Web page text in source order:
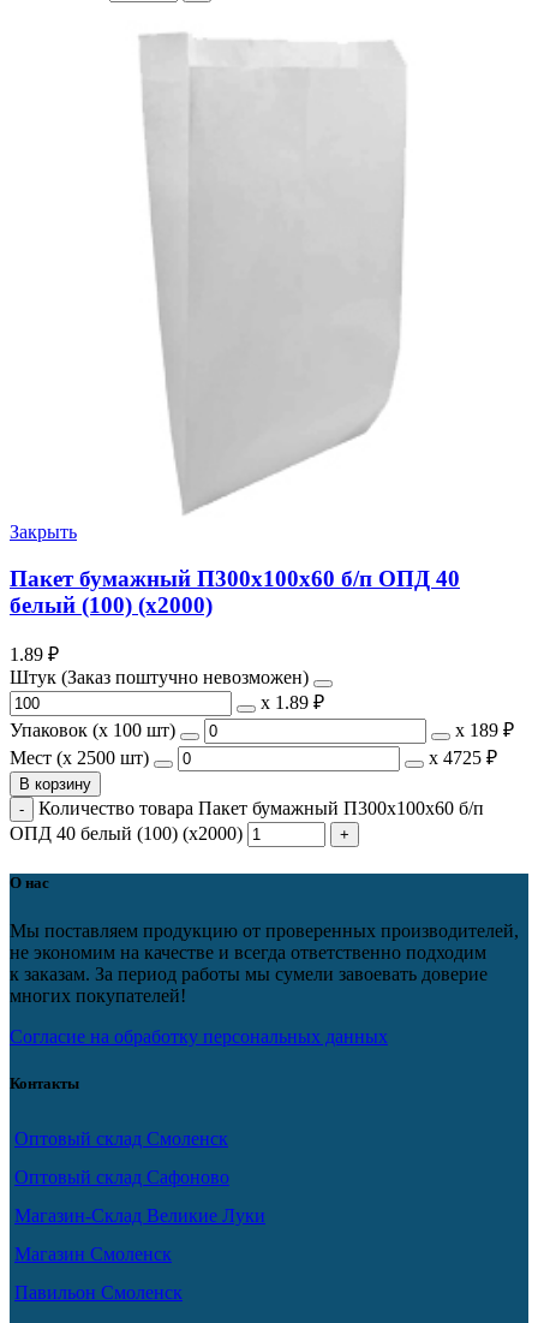
Закрыть
Пакет бумажный П300х100х60 б/п ОПД 40
белый (100) (х2000)
1.89 ₽
Штук (Заказ поштучно невозможен)
х 1.89 ₽
Упаковок (x 100 шт)
х 189 ₽
Мест (x 2500 шт)
х 4725 ₽
В корзину
Количество товара Пакет бумажный П300х100х60 б/п
ОПД 40 белый (100) (х2000)
О нас
Мы поставляем продукцию от проверенных производителей,
не экономим на качестве и всегда ответственно подходим
к заказам. За период работы мы сумели завоевать доверие
многих покупателей!
Согласие на обработку персональных данных
Контакты
Оптовый склад Смоленск
Оптовый склад Сафоново
Магазин-Склад Великие Луки
Магазин Смоленск
Павильон Смоленск